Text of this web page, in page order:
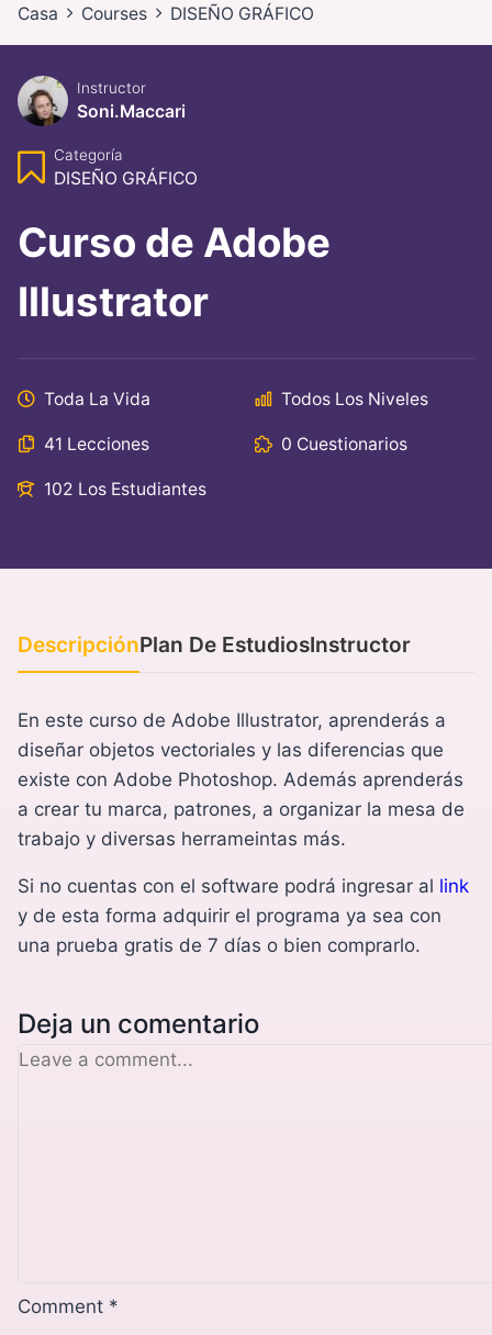
Casa Courses DISEÑO GRÁFICO
Instructor
Soni.maccari
Categoría
DISEÑO GRÁFICO
Curso de Adobe
Illustrator
Toda La Vida Todos Los Niveles
41 Lecciones 0 Cuestionarios
102 Los Estudiantes
DescripciónPlan De EstudiosInstructor
En este curso de Adobe Illustrator, aprenderás a
diseñar objetos vectoriales y las diferencias que
existe con Adobe Photoshop. Además aprenderás
a crear tu marca, patrones, a organizar la mesa de
trabajo y diversas herrameintas más.
Si no cuentas con el software podrá ingresar al link
y de esta forma adquirir el programa ya sea con
una prueba gratis de 7 días o bien comprarlo.
Deja un comentario
Comment *